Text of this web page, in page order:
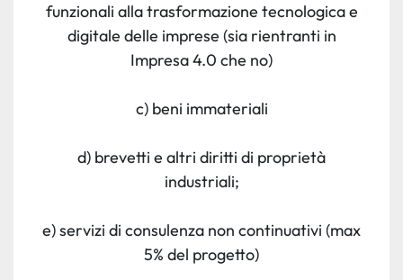
funzionali alla trasformazione tecnologica e
digitale delle imprese (sia rientranti in
Impresa 4.0 che no)
c) beni immateriali
d) brevetti e altri diritti di proprietà
industriali;
e) servizi di consulenza non continuativi (max
5% del progetto)